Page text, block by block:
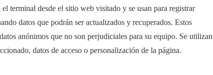
terminal desde el sitio web visitado y se usan para registrar
datos que podrán ser actualizados y recuperados. Estos
anónimos que no son perjudiciales para su equipo. Se utilizan
datos de acceso o personalización de la página.